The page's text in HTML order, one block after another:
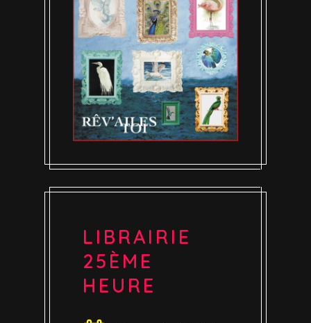
LIBRAIRIE
25ÈME
HEURE